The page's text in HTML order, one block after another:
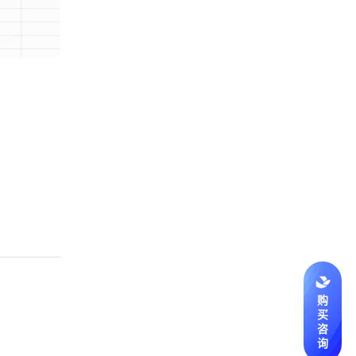
购
买
咨
询